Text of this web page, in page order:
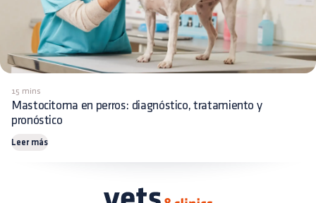
15 mins
Mastocitoma en perros: diagnóstico, tratamiento y
pronóstico
Leer más